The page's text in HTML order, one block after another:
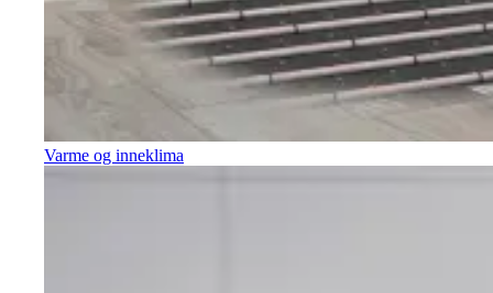
Varme og inneklima